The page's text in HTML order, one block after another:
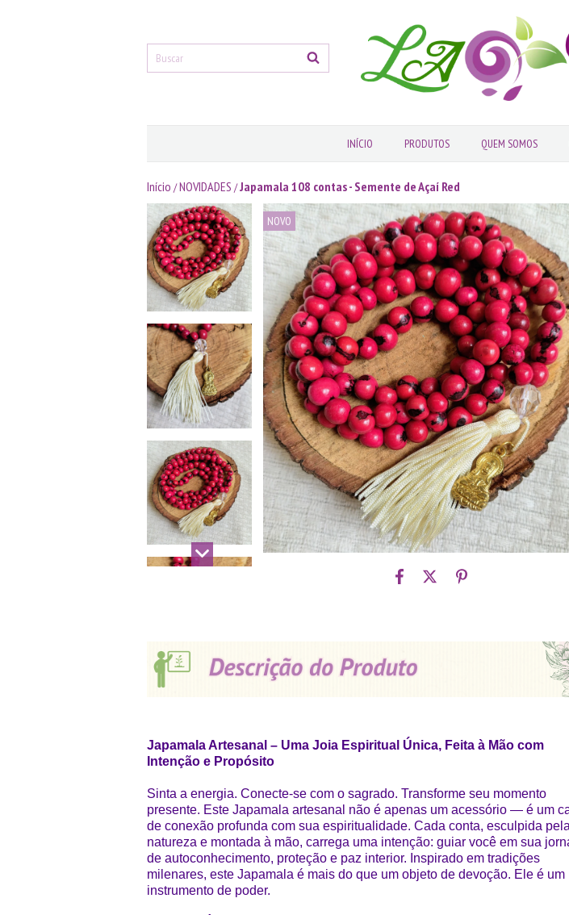
INÍCIO PRODUTOS QUEM SOMOS
Início /NOVIDADES /Japamala 108 contas - Semente de Açaí Red
NOVO
Japamala Artesanal – Uma Joia Espiritual Única, Feita à Mão com
Intenção e Propósito
Sinta a energia. Conecte-se com o sagrado. Transforme seu momento
presente. Este Japamala artesanal não é apenas um acessório — é um
de conexão profunda com sua espiritualidade. Cada conta, esculpida pela
natureza e montada à mão, carrega uma intenção: guiar você em sua
de autoconhecimento, proteção e paz interior. Inspirado em tradições
milenares, este Japamala é mais do que um objeto de devoção. Ele é um
instrumento de poder.